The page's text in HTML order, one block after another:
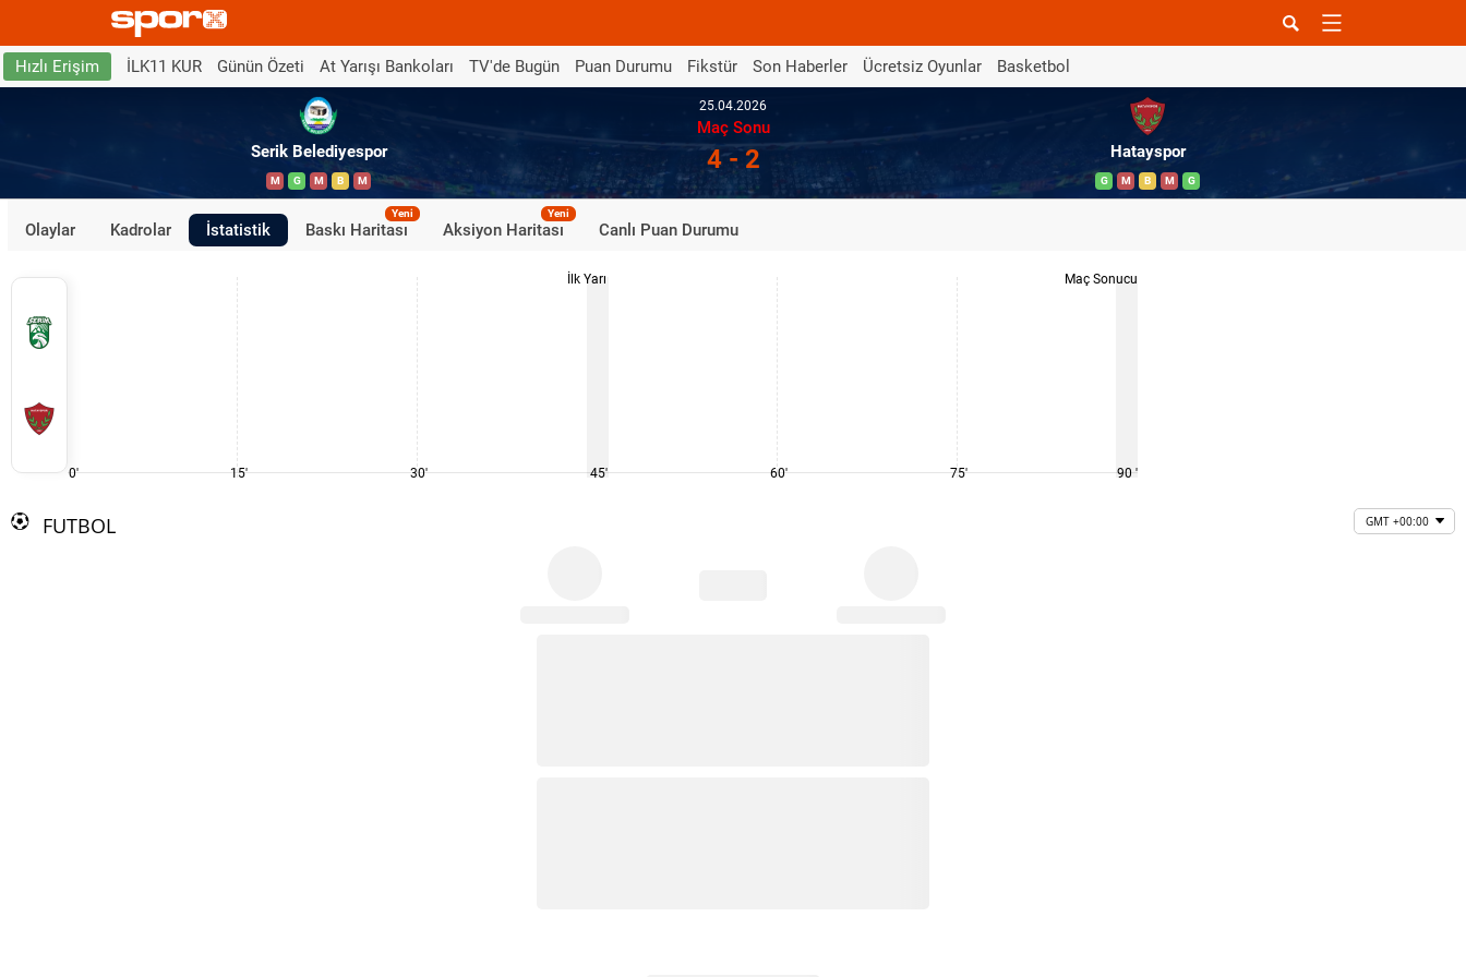
Hızlı Erişim İLK11 KUR Günün Özeti At Yarışı Bankoları TV'de Bugün Puan Durumu Fikstür Son Haberler Ücretsiz Oyunlar Basketbol
Serik Belediyespor
M G M B M
25.04.2026
Maç Sonu
4 - 2 Hatayspor
G M B M G
Olaylar Kadrolar İstatistik Baskı Haritası
Yeni
Aksiyon Haritası
Yeni
Canlı Puan Durumu
0' 15' 30'
İlk Yarı
45' 60' 75'
Maç Sonucu
90 '
FUTBOL GMT +00:00